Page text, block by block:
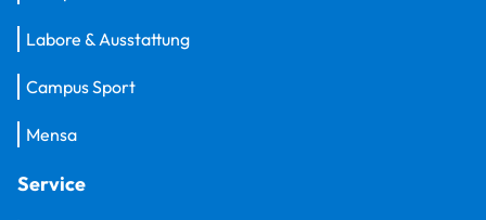
Labore & Ausstattung
Campus Sport
Mensa
Service